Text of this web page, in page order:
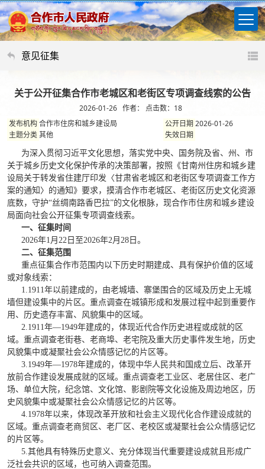
意见征集
关于公开征集合作市老城区和老街区专项调查线索的公告
2026-01-26 作者： 点击数： 18
发布机构 合作市住房和城乡建设局 公开日期 2026-01-26
主题分类 其他 失效日期
为深入贯彻习近平文化思想，落实党中央、国务院及省、州、市
关于城乡历史文化保护传承的决策部署，按照《甘南州住房和城乡建
设局关于转发省住建厅印发〈甘肃省老城区和老街区专项调查工作方
案的通知〉的通知》要求，摸清合作市老城区、老街区历史文化资源
底数，守护“丝绸南路香巴拉”的文化根脉，现合作市住房和城乡建设
局面向社会公开征集专项调查线索。
一、征集时间
2026年1月22日至2026年2月28日。
二、征集范围
重点征集合作市范围内以下历史时期建成、具有保护价值的区域
或对象线索：
1.1911年以前建成的，由老城墙、寨堡围合的区域及历史上无城
墙但建设集中的片区。重点调查在城镇形成和发展过程中起到重要作
用、历史遗存丰富、风貌集中的区域。
2.1911年—1949年建成的，体现近代合作历史进程或成就的区
域。重点调查老街巷、老商埠、老宅院及重大历史事件发生地，历史
风貌集中或凝聚社会公众情感记忆的片区等。
3.1949年—1978年建成的，体现中华人民共和国成立后、改革开
放前合作建设发展成就的区域。重点调查老工业区、老居住区、老广
场、单位大院，纪念馆、文化馆、影剧院等文化设施及周边地区，历
史风貌集中或凝聚社会公众情感记忆的片区等。
4.1978年以来，体现改革开放和社会主义现代化合作建设成就的
区域。重点调查老商贸区、老厂区、老校区或凝聚社会公众情感记忆
的片区等。
5.其他具有特殊历史意义、充分体现当代重要建设成就且形成广
泛社会共识的区域，也可纳入调查范围。